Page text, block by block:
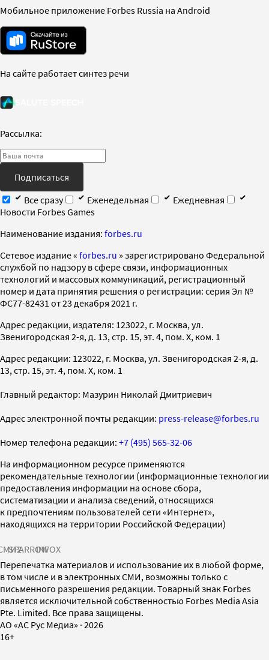
Мобильное приложение Forbes Russia на Android
На сайте работает синтез речи
Рассылка:
Подписаться
Все сразу
Еженедельная
Ежедневная
Новости Forbes Games
Наименование издания: forbes.ru
Cетевое издание « forbes.ru » зарегистрировано Федеральной
службой по надзору в сфере связи, информационных
технологий и массовых коммуникаций, регистрационный
номер и дата принятия решения о регистрации: серия Эл №
ФС77-82431 от 23 декабря 2021 г.
Адрес редакции, издателя: 123022, г. Москва, ул.
Звенигородская 2-я, д. 13, стр. 15, эт. 4, пом. X, ком. 1
Адрес редакции: 123022, г. Москва, ул. Звенигородская 2-я, д.
13, стр. 15, эт. 4, пом. X, ком. 1
Главный редактор: Мазурин Николай Дмитриевич
Адрес электронной почты редакции: press-release@forbes.ru
Номер телефона редакции: +7 (495) 565-32-06
На информационном ресурсе применяются
рекомендательные технологии (информационные технологии
предоставления информации на основе сбора,
систематизации и анализа сведений, относящихся
к предпочтениям пользователей сети «Интернет»,
находящихся на территории Российской Федерации)
SPARROWINFOX
Перепечатка материалов и использование их в любой форме,
в том числе и в электронных СМИ, возможны только с
письменного разрешения редакции. Товарный знак Forbes
является исключительной собственностью Forbes Media Asia
Pte. Limited. Все права защищены.
AO «АС Рус Медиа» · 2026
16+